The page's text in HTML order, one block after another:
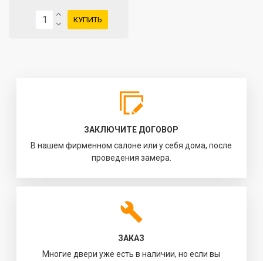
КУПИТЬ
ЗАКЛЮЧИТЕ ДОГОВОР
В нашем фирменном салоне или у себя дома, после
проведения замера.
ЗАКАЗ
Многие двери уже есть в наличии, но если вы